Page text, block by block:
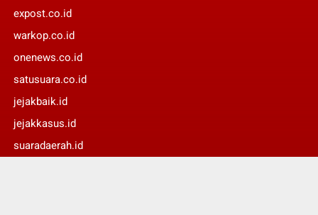
expost.co.id
warkop.co.id
onenews.co.id
satusuara.co.id
jejakbaik.id
jejakkasus.id
suaradaerah.id